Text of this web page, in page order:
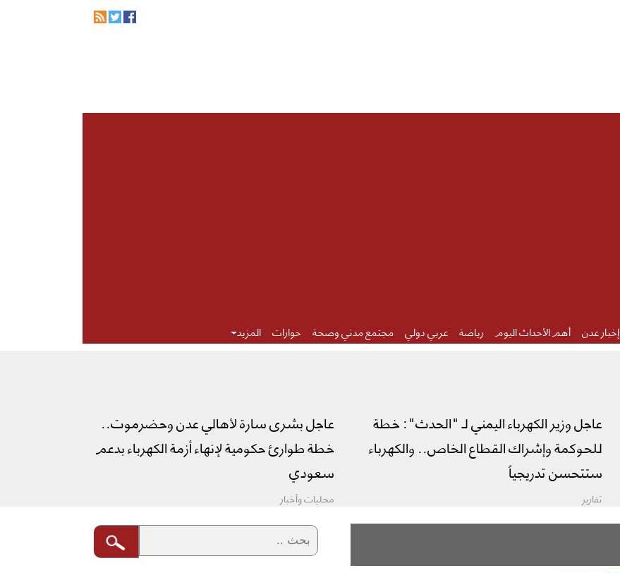
إخبار عدن أهم الأحداث اليوم رياضة عربي دولي مجتمع مدني وصحة حوارات المزيد
عاجل وزير الكهرباء اليمني لـ "الحدث": خطة
للحوكمة وإشراك القطاع الخاص.. والكهرباء
ستتحسن تدريجياً
تقارير
عاجل بشرى سارة لأهالي عدن وحضرموت..
خطة طوارئ حكومية لإنهاء أزمة الكهرباء بدعم
سعودي
محليات وأخبار